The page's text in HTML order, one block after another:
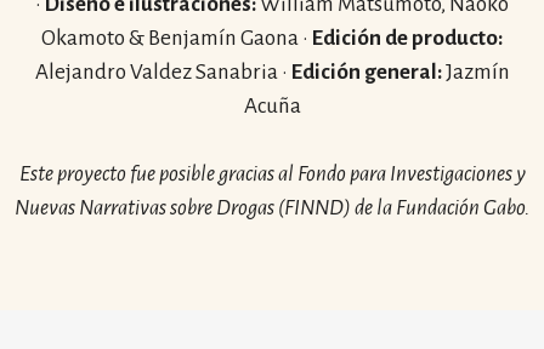
Okamoto & Benjamín Gaona · Edición de producto:
Alejandro Valdez Sanabria · Edición general:Jazmín
Acuña
Este proyecto fue posible gracias al Fondo para Investigaciones y
Nuevas Narrativas sobre Drogas (FINND) de la Fundación Gabo.